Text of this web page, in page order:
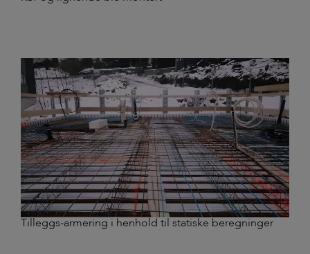
Tilleggs-armering i henhold til statiske beregninger